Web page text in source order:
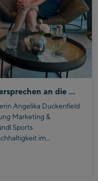
Wusstest du... von unserem Versprechen an die Zukunft?
Angelika Duckenfield
Marketing &
Sports
im
den Unterschied